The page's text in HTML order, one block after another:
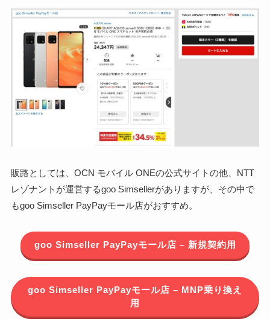
販路としては、OCN モバイル ONEの公式サイトの他、NTT
レゾナントが運営するgoo Simsellerがありますが、その中で
もgoo Simseller PayPayモール店がおすすめ。
goo Simseller PayPayモール店 – 新規契約用
goo Simseller PayPayモール店 – MNP乗り換え
用